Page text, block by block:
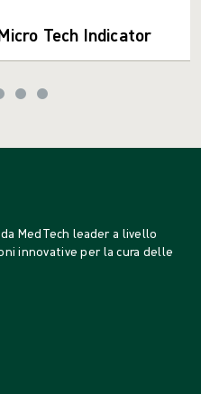
Tech Indicator
MedTech leader a livello
innovative per la cura delle